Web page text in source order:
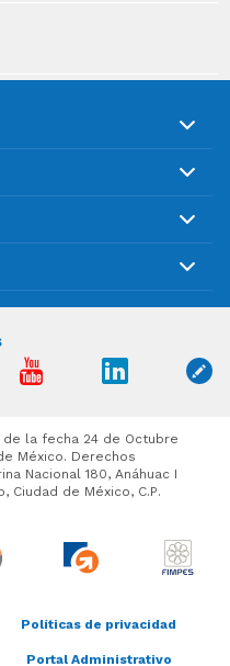
Políticas de privacidad
Portal Administrativo
de la fecha 24 de Octubre
México. Derechos
Nacional 180, Anáhuac I
Ciudad de México, C.P.